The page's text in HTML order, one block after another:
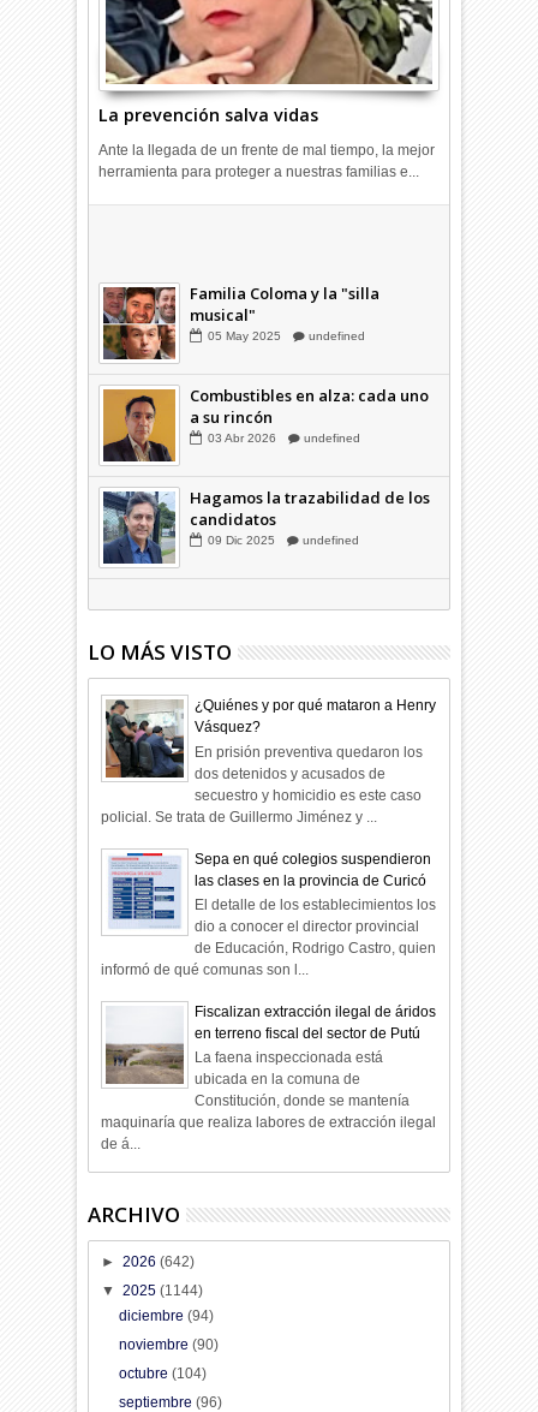
La prevención salva vidas
Ante la llegada de un frente de mal tiempo, la mejor
herramienta para proteger a nuestras familias e...
Familia Coloma y la "silla
musical"
Combustibles en alza: cada uno
a su rincón
Hagamos la trazabilidad de los
candidatos
LO MÁS VISTO
¿Quiénes y por qué mataron a Henry
Vásquez?
En prisión preventiva quedaron los
dos detenidos y acusados de
secuestro y homicidio es este caso
policial. Se trata de Guillermo Jiménez y ...
Sepa en qué colegios suspendieron
las clases en la provincia de Curicó
El detalle de los establecimientos los
dio a conocer el director provincial
de Educación, Rodrigo Castro, quien
informó de qué comunas son l...
Fiscalizan extracción ilegal de áridos
en terreno fiscal del sector de Putú
La faena inspeccionada está
ubicada en la comuna de
Constitución, donde se mantenía
maquinaría que realiza labores de extracción ilegal
de á...
ARCHIVO
►2026(642)
▼2025(1144)
diciembre (94)
noviembre (90)
octubre (104)
septiembre (96)